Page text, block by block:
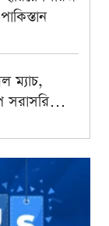
ম্যাচ,
সরাসরি